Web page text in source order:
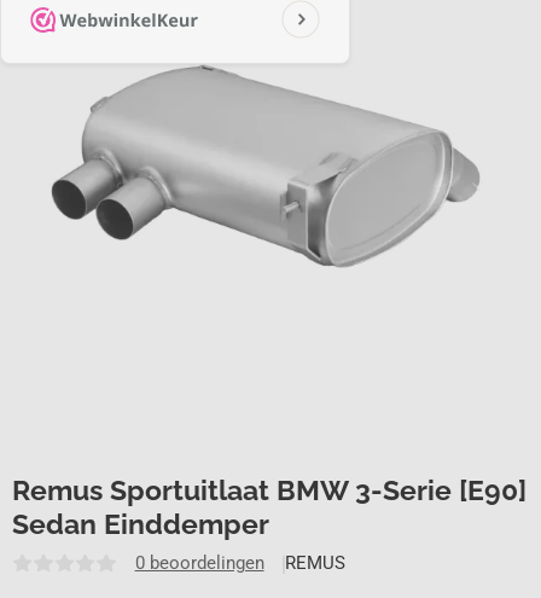
Remus Sportuitlaat BMW 3-Serie [E90]
Sedan Einddemper
0 beoordelingen REMUS